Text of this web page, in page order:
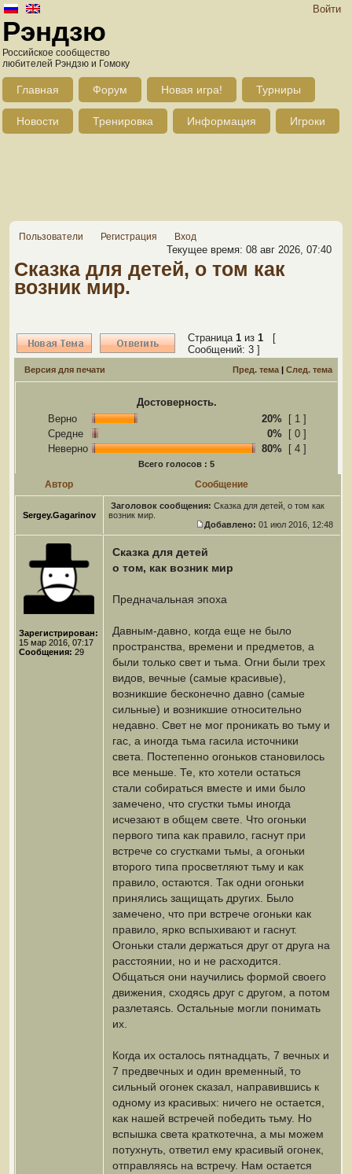
Войти
Рэндзю
Российское сообщество
любителей Рэндзю и Гомоку
Главная Форум Новая игра! Турниры
Новости Тренировка Информация Игроки
Пользователи Регистрация Вход
Текущее время: 08 авг 2026, 07:40
Сказка для детей, о том как
возник мир.
Страница 1 из 1 [
Сообщений: 3 ]
Версия для печати Пред. тема | След. тема
Достоверность.
Верно
20%
[ 1 ]
Средне
0%
[ 0 ]
Неверно
80% [ 4 ]
Всего голосов : 5
Автор Сообщение
Sergey.Gagarinov
Заголовок сообщения: Сказка для детей, о том как
возник мир.
Добавлено: 01 июл 2016, 12:48
Зарегистрирован:
15 мар 2016, 07:17
Сообщения: 29
Сказка для детей
о том, как возник мир
Предначальная эпоха
Давным-давно, когда еще не было
пространства, времени и предметов, а
были только свет и тьма. Огни были трех
видов, вечные (самые красивые),
возникшие бесконечно давно (самые
сильные) и возникшие относительно
недавно. Свет не мог проникать во тьму и
гас, а иногда тьма гасила источники
света. Постепенно огоньков становилось
все меньше. Те, кто хотели остаться
стали собираться вместе и ими было
замечено, что сгустки тьмы иногда
исчезают в общем свете. Что огоньки
первого типа как правило, гаснут при
встрече со сгустками тьмы, а огоньки
второго типа просветляют тьму и как
правило, остаются. Так одни огоньки
принялись защищать других. Было
замечено, что при встрече огоньки как
правило, ярко вспыхивают и гаснут.
Огоньки стали держаться друг от друга на
расстоянии, но и не расходится.
Общаться они научились формой своего
движения, сходясь друг с другом, а потом
разлетаясь. Остальные могли понимать
их.
Когда их осталось пятнадцать, 7 вечных и
7 предвечных и один временный, то
сильный огонек сказал, направившись к
одному из красивых: ничего не остается,
как нашей встречей победить тьму. Но
вспышка света краткотечна, а мы можем
потухнуть, ответил ему красивый огонек,
отправляясь на встречу. Нам остается